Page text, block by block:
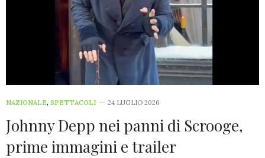
NAZIONALE, SPETTACOLI 24 LUGLIO 2026
Johnny Depp nei panni di Scrooge,
prime immagini e trailer